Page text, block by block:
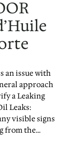
an issue with
approach
a Leaking
Leaks:
visible signs
from the…